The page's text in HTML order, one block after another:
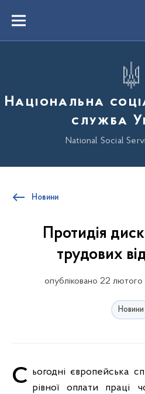
вмістуMenu
Національна
служба
National Social
Новини
Протидія
трудових
опубліковано 22
Новини
Сьогодні європейська спільнота відзначає день рівної оплати праці